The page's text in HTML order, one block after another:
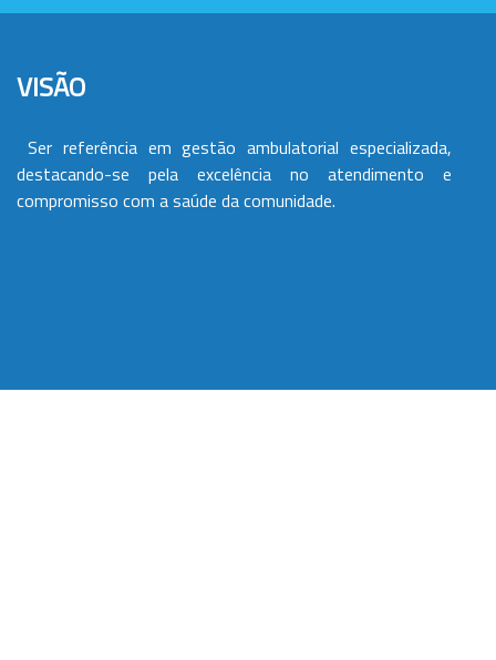
VISÃO
Ser referência em gestão ambulatorial especializada,
destacando-se pela excelência no atendimento e
compromisso com a saúde da comunidade.